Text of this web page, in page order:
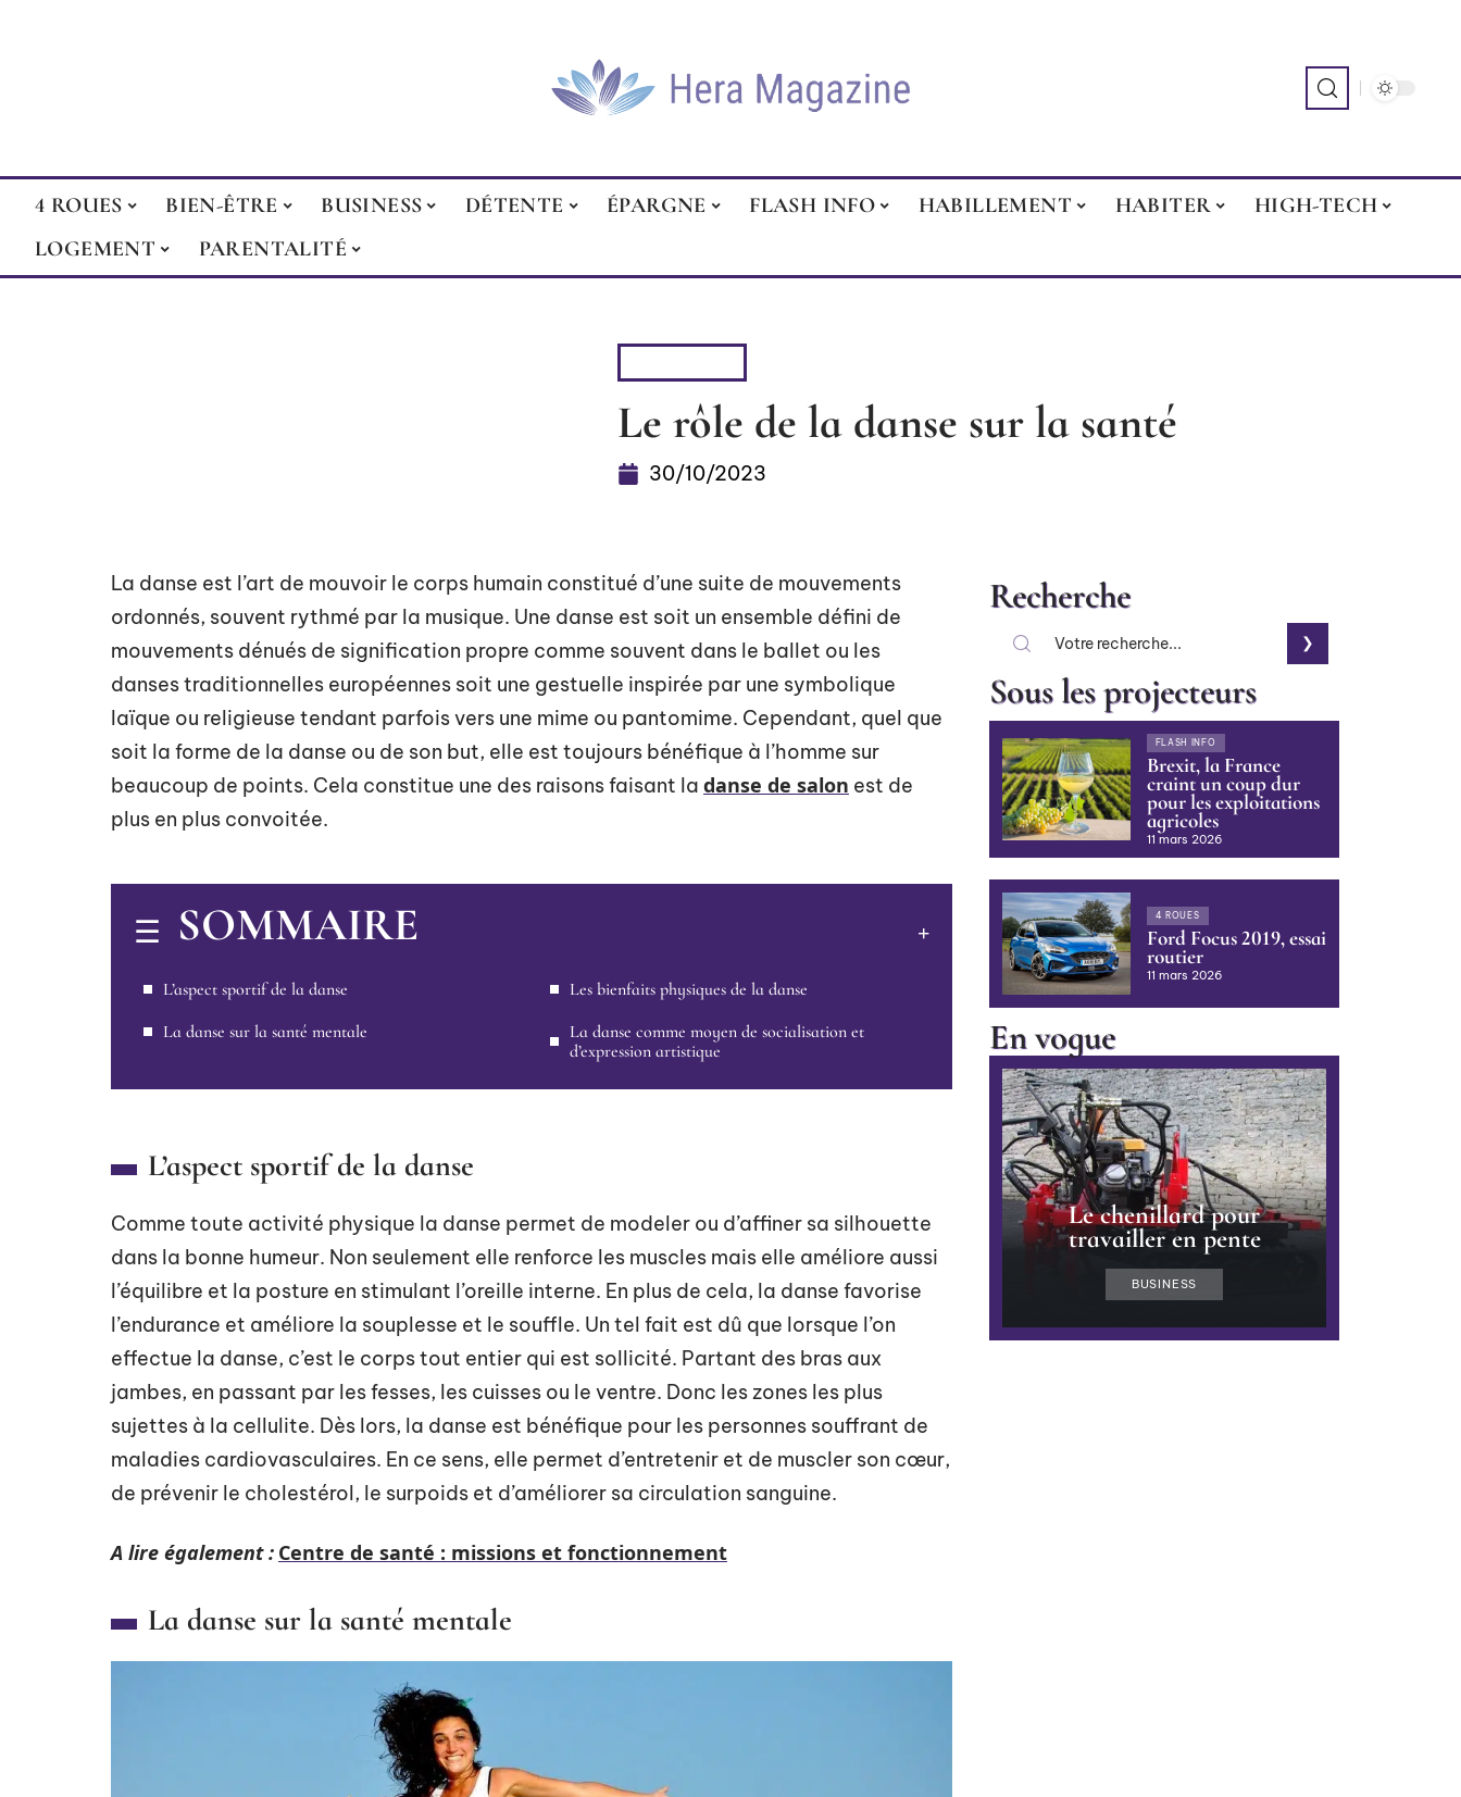
4 ROUES BIEN-ÊTRE BUSINESS DÉTENTE ÉPARGNE FLASH INFO HABILLEMENT HABITER
HIGH-TECH
LOGEMENT
PARENTALITÉ
Le rôle de la danse sur la santé
30/10/2023
La danse est l’art de mouvoir le corps humain constitué d’une suite de mouvements
ordonnés, souvent rythmé par la musique. Une danse est soit un ensemble défini de
mouvements dénués de signification propre comme souvent dans le ballet ou les
danses traditionnelles européennes soit une gestuelle inspirée par une symbolique
laïque ou religieuse tendant parfois vers une mime ou pantomime. Cependant, quel que
soit la forme de la danse ou de son but, elle est toujours bénéfique à l’homme sur
beaucoup de points. Cela constitue une des raisons faisant la danse de salon est de
plus en plus convoitée.
SOMMAIRE
L’aspect sportif de la danse
La danse sur la santé mentale
Les bienfaits physiques de la danse
La danse comme moyen de socialisation et
d’expression artistique
L’aspect sportif de la danse
Comme toute activité physique la danse permet de modeler ou d’affiner sa silhouette
dans la bonne humeur. Non seulement elle renforce les muscles mais elle améliore aussi
l’équilibre et la posture en stimulant l’oreille interne. En plus de cela, la danse favorise
l’endurance et améliore la souplesse et le souffle. Un tel fait est dû que lorsque l’on
effectue la danse, c’est le corps tout entier qui est sollicité. Partant des bras aux
jambes, en passant par les fesses, les cuisses ou le ventre. Donc les zones les plus
sujettes à la cellulite. Dès lors, la danse est bénéfique pour les personnes souffrant de
maladies cardiovasculaires. En ce sens, elle permet d’entretenir et de muscler son cœur,
de prévenir le cholestérol, le surpoids et d’améliorer sa circulation sanguine.
A lire également : Centre de santé : missions et fonctionnement
La danse sur la santé mentale
Recherche
Sous les projecteurs
FLASH INFO
Brexit, la France
craint un coup dur
pour les exploitations
agricoles
11 mars 2026
4 ROUES
Ford Focus 2019, essai
routier
11 mars 2026
En vogue
Le chenillard pour
travailler en pente
BUSINESS